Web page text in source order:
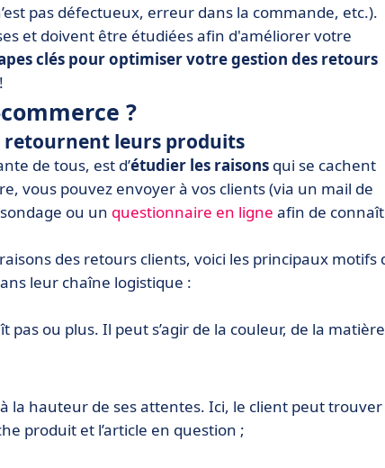
pas défectueux, erreur dans la commande, etc.).
et doivent être étudiées afin d'améliorer votre
clés pour optimiser votre gestion des retours
?
retournent leurs produits
de tous, est d’étudier les raisons qui se cachent
vous pouvez envoyer à vos clients (via un mail de
ou un questionnaire en ligne afin de
des retours clients, voici les principaux motifs
leur chaîne logistique :
ou plus. Il peut s’agir de la couleur, de la
la hauteur de ses attentes. Ici, le client peut trouver
produit et l’article en question ;